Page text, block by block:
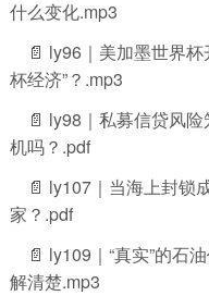
什么变化.mp3
📄 ly96｜美加墨世界杯
杯经济”？.mp3
📄 ly98｜私募信贷风险
机吗？.pdf
📄 ly107｜当海上封锁
家？.pdf
📄 ly109｜“真实”的石
解清楚.mp3